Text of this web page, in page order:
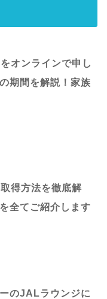
オンラインで申し
期間を解説！家族
得方法を徹底解
全てご紹介します
のJALラウンジに